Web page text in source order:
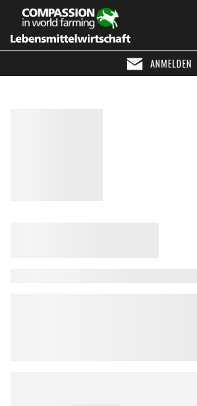
ANMELDEN